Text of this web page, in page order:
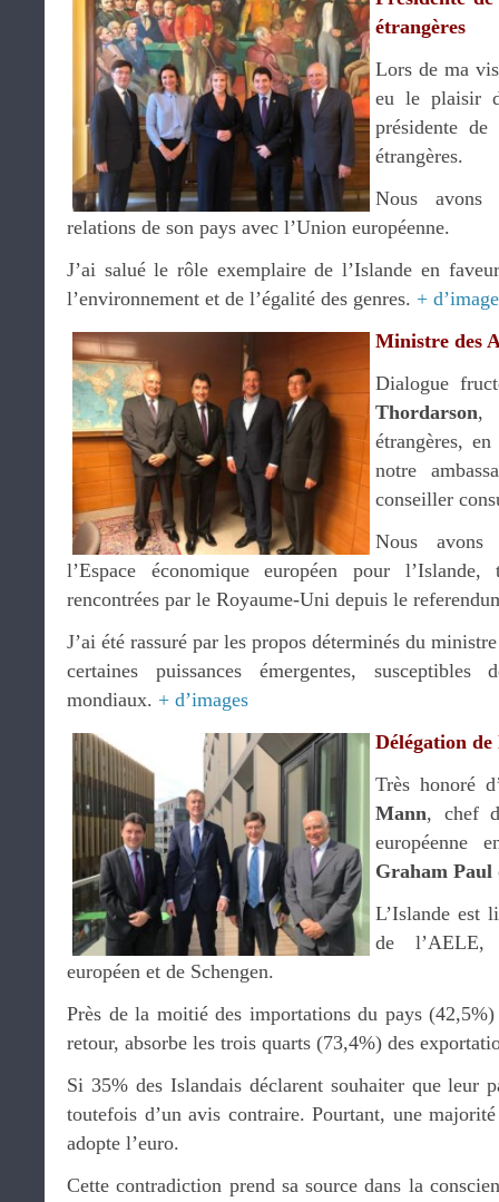
étrangères
Lors de ma
eu le plaisir
présidente
étrangères.
Nous avons
relations de son pays avec l’Union européenne.
J’ai salué le rôle exemplaire de l’Islande en
l’environnement et de l’égalité des genres. +
Ministre des
Dialogue
Thordarson,
étrangères,
notre
conseiller
Nous avons
l’Espace économique européen pour
rencontrées par le Royaume-Uni depuis le
J’ai été rassuré par les propos déterminés du
certaines puissances émergentes,
mondiaux. + d’images
Délégation de
Très honoré
Mann, chef
européenne
Graham Paul
L’Islande est
de l’AELE,
européen et de Schengen.
Près de la moitié des importations du pays
retour, absorbe les trois quarts (73,4%) des
Si 35% des Islandais déclarent souhaiter que leur
toutefois d’un avis contraire. Pourtant, une
adopte l’euro.
Cette contradiction prend sa source dans la